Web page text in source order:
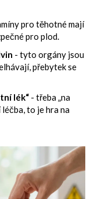
pro těhotné mají
pro plod.
- tyto orgány jsou
přebytek se
lék“ - třeba „na
léčba, to je hra na